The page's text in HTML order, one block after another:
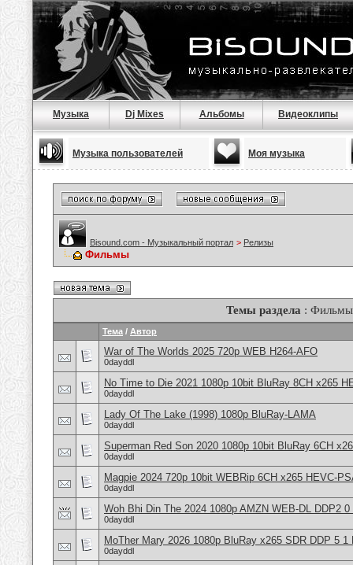
Музыка Dj Mixes Альбомы Видеоклипы
Музыка пользователей Моя музыка
Bisound.com - Музыкальный портал > Релизы
Фильмы
Темы раздела : Фильмы
Тема / Автор
War of The Worlds 2025 720p WEB H264-AFO
0dayddl
No Time to Die 2021 1080p 10bit BluRay 8CH x265
0dayddl
Lady Of The Lake (1998) 1080p BluRay-LAMA
0dayddl
Superman Red Son 2020 1080p 10bit BluRay 6CH
0dayddl
Magpie 2024 720p 10bit WEBRip 6CH x265 HEVC-
0dayddl
Woh Bhi Din The 2024 1080p AMZN WEB-DL DDP2
0dayddl
MoTher Mary 2026 1080p BluRay x265 SDR DDP 5 1
0dayddl